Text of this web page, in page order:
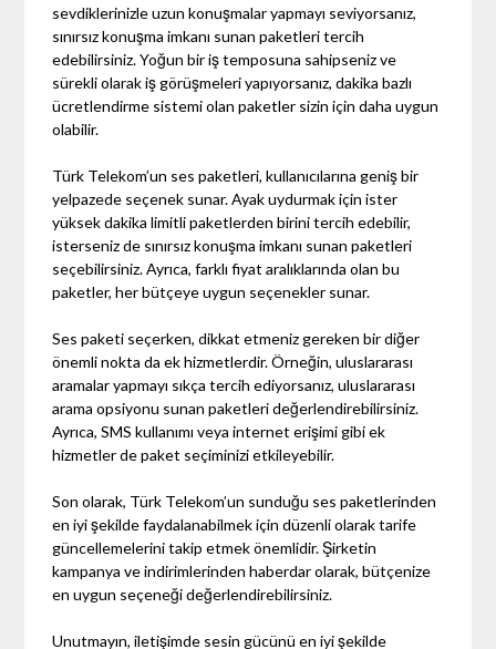
sevdiklerinizle uzun konuşmalar yapmayı seviyorsanız,
sınırsız konuşma imkanı sunan paketleri tercih
edebilirsiniz. Yoğun bir iş temposuna sahipseniz ve
sürekli olarak iş görüşmeleri yapıyorsanız, dakika bazlı
ücretlendirme sistemi olan paketler sizin için daha uygun
olabilir.
Türk Telekom’un ses paketleri, kullanıcılarına geniş bir
yelpazede seçenek sunar. Ayak uydurmak için ister
yüksek dakika limitli paketlerden birini tercih edebilir,
isterseniz de sınırsız konuşma imkanı sunan paketleri
seçebilirsiniz. Ayrıca, farklı fiyat aralıklarında olan bu
paketler, her bütçeye uygun seçenekler sunar.
Ses paketi seçerken, dikkat etmeniz gereken bir diğer
önemli nokta da ek hizmetlerdir. Örneğin, uluslararası
aramalar yapmayı sıkça tercih ediyorsanız, uluslararası
arama opsiyonu sunan paketleri değerlendirebilirsiniz.
Ayrıca, SMS kullanımı veya internet erişimi gibi ek
hizmetler de paket seçiminizi etkileyebilir.
Son olarak, Türk Telekom’un sunduğu ses paketlerinden
en iyi şekilde faydalanabilmek için düzenli olarak tarife
güncellemelerini takip etmek önemlidir. Şirketin
kampanya ve indirimlerinden haberdar olarak, bütçenize
en uygun seçeneği değerlendirebilirsiniz.
Unutmayın, iletişimde sesin gücünü en iyi şekilde